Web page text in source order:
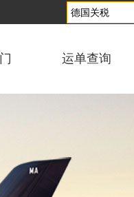
运单查询